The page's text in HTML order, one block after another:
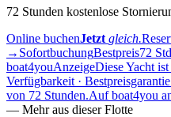
72 Stunden kostenlose
Online buchenJetzt gleich.
→ SofortbuchungBestpreis72
boat4youAnzeigeDiese Yacht
Verfügbarkeit ·
von 72 Stunden.Auf boat4you
— Mehr aus dieser Flotte